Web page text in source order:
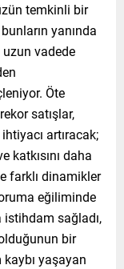
temkinli bir
yanında
uzun vadede
Öte
satışlar,
artıracak;
katkısını daha
farklı dinamikler
eğiliminde
sağladı,
bir
yaşayan